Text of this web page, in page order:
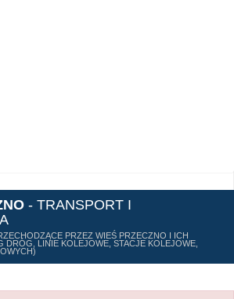
- TRANSPORT I
PRZEZ WIEŚ PRZECZNO I ICH
DRÓG, LINIE KOLEJOWE, STACJE KOLEJOWE,